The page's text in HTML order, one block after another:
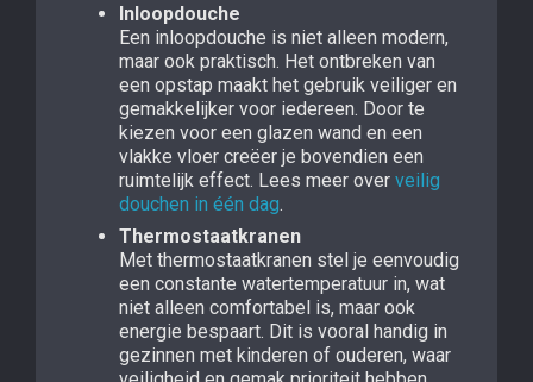
Inloopdouche
Een inloopdouche is niet alleen modern,
maar ook praktisch. Het ontbreken van
een opstap maakt het gebruik veiliger en
gemakkelijker voor iedereen. Door te
kiezen voor een glazen wand en een
vlakke vloer creëer je bovendien een
ruimtelijk effect. Lees meer over veilig
douchen in één dag.
Thermostaatkranen
Met thermostaatkranen stel je eenvoudig
een constante watertemperatuur in, wat
niet alleen comfortabel is, maar ook
energie bespaart. Dit is vooral handig in
gezinnen met kinderen of ouderen, waar